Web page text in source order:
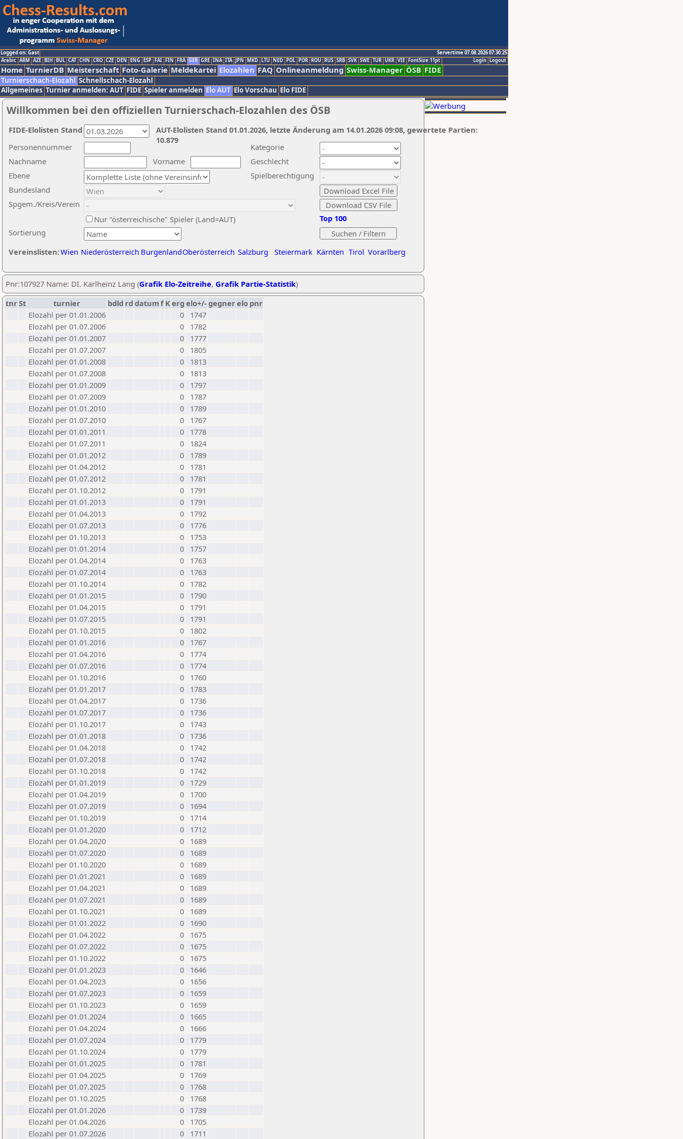
Logged on: Gast
Servertime 07.08.2026 07:30:25
Logout
Login
Arabic ARM AZE BIH BUL CAT CHN CRO CZE DEN ENG ESP FAI FIN FRA GER GRE INA ITA JPN MKD LTU NED POL POR ROU RUS SRB SVK SWE TUR UKR VIE FontSize:11pt
Home TurnierDB Meisterschaft Foto-Galerie Meldekartei Elozahlen FAQ Onlineanmeldung Swiss-Manager ÖSB FIDE
Turnierschach-Elozahl Schnellschach-Elozahl
Allgemeines Turnier anmelden: AUT FIDE Spieler anmelden Elo AUT Elo Vorschau Elo FIDE
Willkommen bei den offiziellen Turnierschach-Elozahlen des ÖSB
Nachname
Vorname
Ebene
Kategorie
Sortierung
Personennummer
Bundesland
Spgem./Kreis/Verein
Geschlecht
Nur "österreichische" Spieler (Land=AUT)
Spielberechtigung
Vereinslisten:Wien Niederösterreich BurgenlandOberösterreich Salzburg Steiermark Kärnten Tirol Vorarlberg
Top 100
AUT-Elolisten Stand 01.01.2026, letzte Änderung am 14.01.2026 09:08, gewertete Partien:
10.879
FIDE-Elolisten Stand
Pnr:107927 Name: DI. Karlheinz Lang (Grafik Elo-Zeitreihe, Grafik Partie-Statistik)
tnrSt turnier bdld rd datumf Kerg elo+/-gegnerelo pnr
Elozahl per 01.01.2006
0
1747
Elozahl per 01.07.2006
0
1782
Elozahl per 01.01.2007
0
1777
Elozahl per 01.07.2007
0
1805
Elozahl per 01.01.2008
0
1813
Elozahl per 01.07.2008
0
1813
Elozahl per 01.01.2009
0
1797
Elozahl per 01.07.2009
0
1787
Elozahl per 01.01.2010
0
1789
Elozahl per 01.07.2010
0
1767
Elozahl per 01.01.2011
0
1778
Elozahl per 01.07.2011
0
1824
Elozahl per 01.01.2012
0
1789
Elozahl per 01.04.2012
0
1781
Elozahl per 01.07.2012
0
1781
Elozahl per 01.10.2012
0
1791
Elozahl per 01.01.2013
0
1791
Elozahl per 01.04.2013
0
1792
Elozahl per 01.07.2013
0
1776
Elozahl per 01.10.2013
0
1753
Elozahl per 01.01.2014
0
1757
Elozahl per 01.04.2014
0
1763
Elozahl per 01.07.2014
0
1763
Elozahl per 01.10.2014
0
1782
Elozahl per 01.01.2015
0
1790
Elozahl per 01.04.2015
0
1791
Elozahl per 01.07.2015
0
1791
Elozahl per 01.10.2015
0
1802
Elozahl per 01.01.2016
0
1767
Elozahl per 01.04.2016
0
1774
Elozahl per 01.07.2016
0
1774
Elozahl per 01.10.2016
0
1760
Elozahl per 01.01.2017
0
1783
Elozahl per 01.04.2017
0
1736
Elozahl per 01.07.2017
0
1736
Elozahl per 01.10.2017
0
1743
Elozahl per 01.01.2018
0
1736
Elozahl per 01.04.2018
0
1742
Elozahl per 01.07.2018
0
1742
Elozahl per 01.10.2018
0
1742
Elozahl per 01.01.2019
0
1729
Elozahl per 01.04.2019
0
1700
Elozahl per 01.07.2019
0
1694
Elozahl per 01.10.2019
0
1714
Elozahl per 01.01.2020
0
1712
Elozahl per 01.04.2020
0
1689
Elozahl per 01.07.2020
0
1689
Elozahl per 01.10.2020
0
1689
Elozahl per 01.01.2021
0
1689
Elozahl per 01.04.2021
0
1689
Elozahl per 01.07.2021
0
1689
Elozahl per 01.10.2021
0
1689
Elozahl per 01.01.2022
0
1690
Elozahl per 01.04.2022
0
1675
Elozahl per 01.07.2022
0
1675
Elozahl per 01.10.2022
0
1675
Elozahl per 01.01.2023
0
1646
Elozahl per 01.04.2023
0
1656
Elozahl per 01.07.2023
0
1659
Elozahl per 01.10.2023
0
1659
Elozahl per 01.01.2024
0
1665
Elozahl per 01.04.2024
0
1666
Elozahl per 01.07.2024
0
1779
Elozahl per 01.10.2024
0
1779
Elozahl per 01.01.2025
0
1781
Elozahl per 01.04.2025
0
1769
Elozahl per 01.07.2025
0
1768
Elozahl per 01.10.2025
0
1768
Elozahl per 01.01.2026
0
1739
Elozahl per 01.04.2026
0
1705
Elozahl per 01.07.2026
0 1711